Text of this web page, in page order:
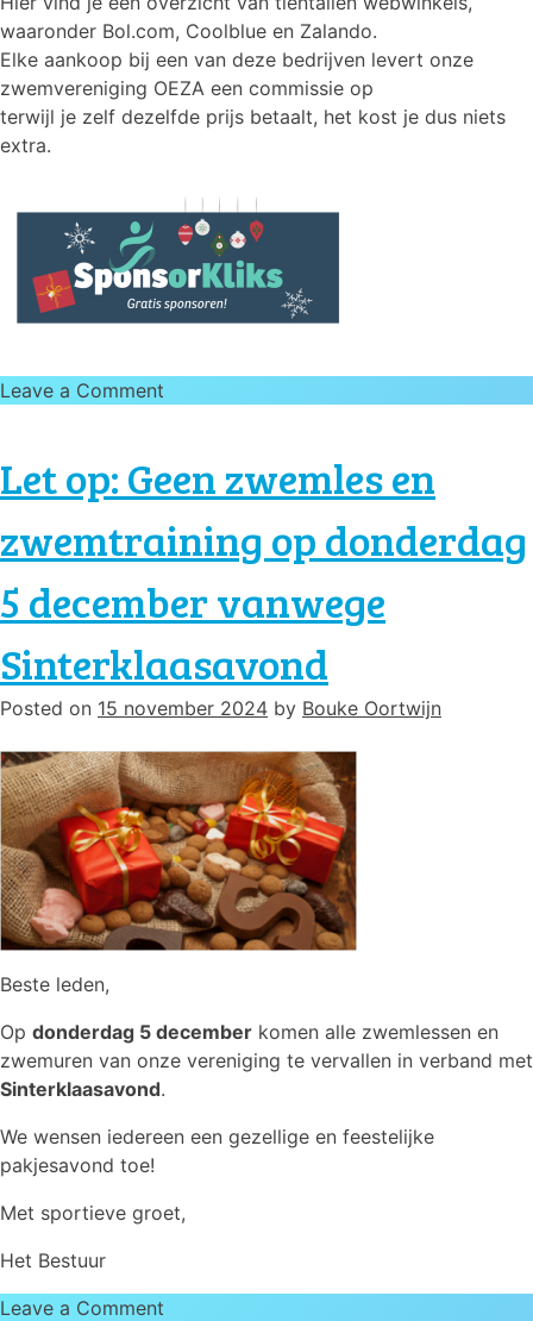
waaronder Bol.com, Coolblue en Zalando.
Elke aankoop bij een van deze bedrijven levert onze
zwemvereniging OEZA een commissie op
terwijl je zelf dezelfde prijs betaalt, het kost je dus niets
extra.
Leave a Comment
aankopen?
Gebruik
onderstaande
link
ondersteun
zwemvereniging.
Let op: Geen zwemles en
zwemtraining op donderdag
5 december vanwege
Sinterklaasavond
Posted on 15 november 2024 by Bouke Oortwijn
Beste leden,
Op donderdag 5 december komen alle zwemlessen en
zwemuren van onze vereniging te vervallen in verband met
Sinterklaasavond.
We wensen iedereen een gezellige en feestelijke
pakjesavond toe!
Met sportieve groet,
Het Bestuur
Leave a Comment